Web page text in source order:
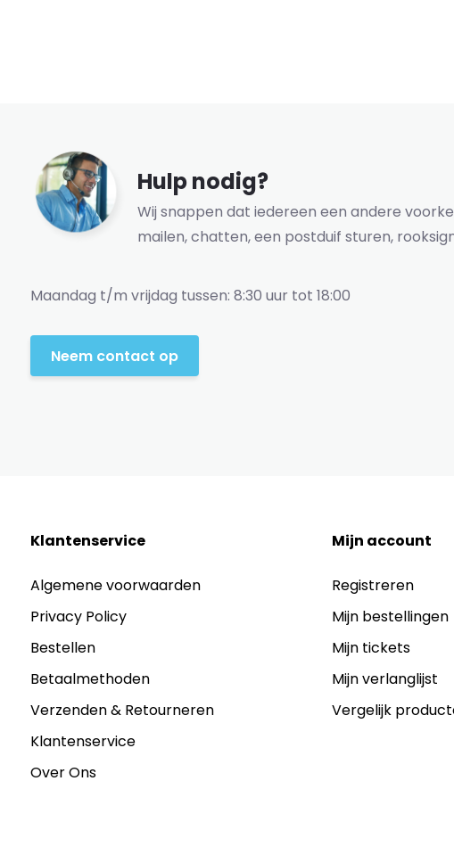
Hulp nodig?
Wij snappen dat iedereen een andere
mailen, chatten, een postduif sturen,
Maandag t/m vrijdag tussen: 8:30 uur tot 18:00
Neem contact op
Klantenservice
Algemene voorwaarden
Privacy Policy
Bestellen
Betaalmethoden
Verzenden & Retourneren
Klantenservice
Over Ons
Mijn account
Registreren
Mijn bestellingen
Mijn tickets
Mijn verlanglijst
Vergelijk